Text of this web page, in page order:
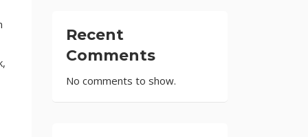
Recent
Comments
No comments to show.